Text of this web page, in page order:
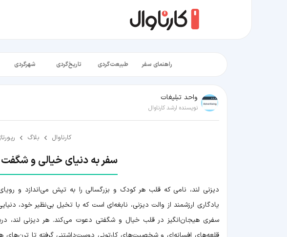
راهنمای سفر طبیعت‌گردی تاریخ‌گردی شهرگردی
واحد تبلیغات
نویسنده ارشد کارناوال
کارناوال بلاگ
سفر به دنیای خیالی و شگفت
دیزنی لند، نامی که قلب هر کودک و بزرگسالی را به تپش می‌اندازد و
یادگاری ارزشمند از والت دیزنی، نابغه‌ای است که با تخیل بی‌نظیر خود،
سفری هیجان‌انگیز در قلب خیال و شگفتی دعوت می‌کند. هر دیزنی لند،